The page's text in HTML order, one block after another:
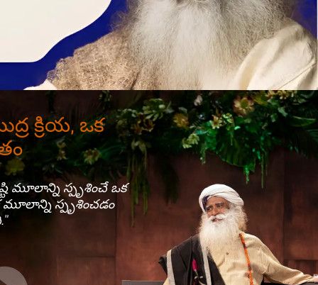
క్రియ, ఒక
మూలాన్ని స్పృశించే ఒక
స్పృశించడం